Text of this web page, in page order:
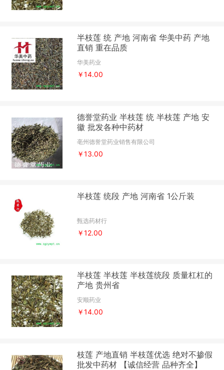
半枝莲 统 产地 河南省 华美中药 产地
直销 重在品质
华美药业
￥14.00
德誉堂药业 半枝莲 统 半枝莲 产地 安
徽 批发各种中药材
亳州德誉堂药业销售有限公司
￥13.00
半枝莲 统段 产地 河南省 1公斤装
甄选药材行
￥12.00
半枝莲 半枝莲 半枝莲统段 质量杠杠的
产地 贵州省
安顺药业
￥14.00
枝莲 产地直销 半枝莲优选 绝对不掺假
批发中药材 【诚信经营 品种齐全】